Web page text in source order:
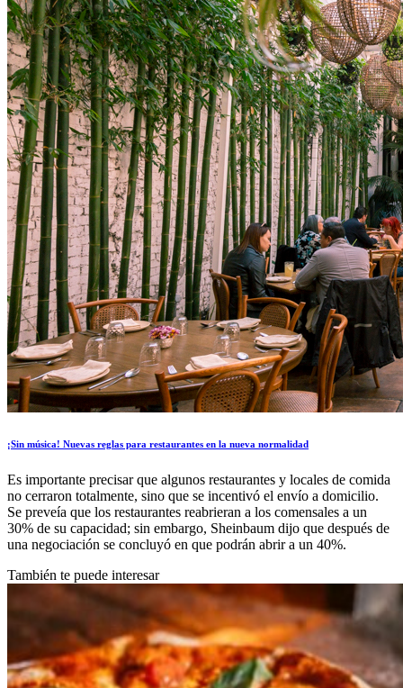
¡Sin música! Nuevas reglas para restaurantes en la nueva normalidad
Es importante precisar que algunos restaurantes y locales de comida
no cerraron totalmente, sino que se incentivó el envío a domicilio.
Se preveía que los restaurantes reabrieran a los comensales a un
30% de su capacidad; sin embargo, Sheinbaum dijo que después de
una negociación se concluyó en que podrán abrir a un 40%.
También te puede interesar